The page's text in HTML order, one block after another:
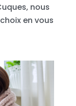
nous
en vous